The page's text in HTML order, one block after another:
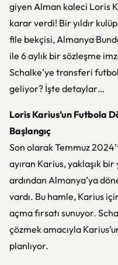
giyen Alman kaleci Loris
karar verdi! Bir yıldır
file bekçisi, Almanya
ile 6 aylık bir sözleşme
Schalke’ye transferi
geliyor? İşte detaylar…
Loris Karius’un Futbola
Başlangıç
Son olarak Temmuz
ayıran Karius, yaklaşık
ardından Almanya’ya
vardı. Bu hamle, Karius
açma fırsatı sunuyor.
çözmek amacıyla
planlıyor.